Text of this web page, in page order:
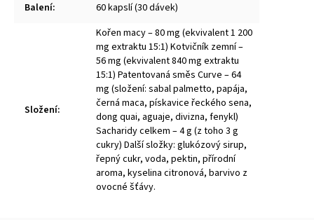
Balení: 60 kapslí (30 dávek)
Složení:
Kořen macy – 80 mg (ekvivalent 1 200
mg extraktu 15:1) Kotvičník zemní –
56 mg (ekvivalent 840 mg extraktu
15:1) Patentovaná směs Curve – 64
mg (složení: sabal palmetto, papája,
černá maca, pískavice řeckého sena,
dong quai, aguaje, divizna, fenykl)
Sacharidy celkem – 4 g (z toho 3 g
cukry) Další složky: glukózový sirup,
řepný cukr, voda, pektin, přírodní
aroma, kyselina citronová, barvivo z
ovocné šťávy.